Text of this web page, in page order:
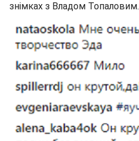
знімках з Владом Топаловим.